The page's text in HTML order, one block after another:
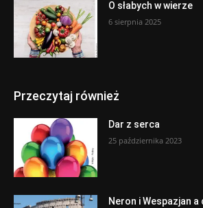
O słabych w wierze
6 sierpnia 2025
Przeczytaj również
Dar z serca
25 października 2023
Neron i Wespazjan